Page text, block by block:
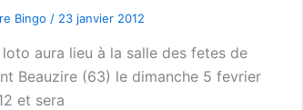
Bingo / 23 janvier 2012
loto aura lieu à la salle des fetes de
Beauzire (63) le dimanche 5 fevrier
et sera